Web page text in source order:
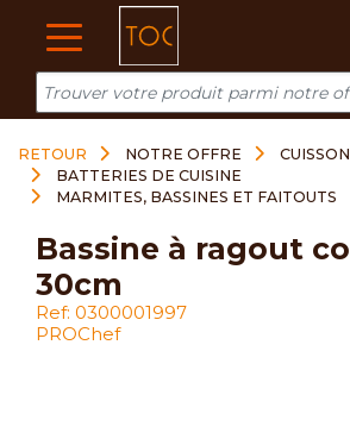
RETOUR NOTRE OFFRE
CUISSON
BATTERIES DE CUISINE
MARMITES, BASSINES ET FAITOUTS
bassine à ragout couverte
30cm
Ref: 0300001997
PROChef
Cookies management panel